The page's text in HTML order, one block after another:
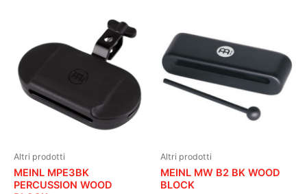
Altri prodotti
MEINL MPE3BK
PERCUSSION WOOD
Altri prodotti
MEINL MW B2 BK WOOD
BLOCK